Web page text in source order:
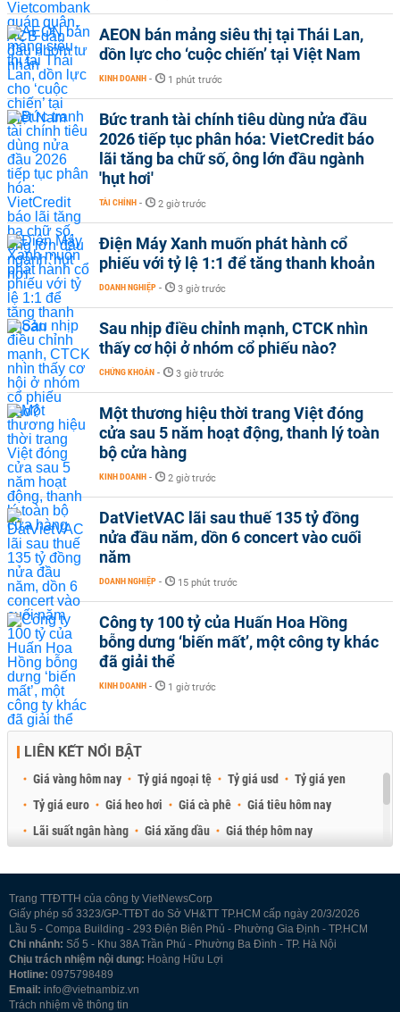
AEON bán mảng siêu thị tại Thái Lan,
dồn lực cho ‘cuộc chiến’ tại Việt Nam
KINH DOANH - 1 phút trước
Bức tranh tài chính tiêu dùng nửa đầu
2026 tiếp tục phân hóa: VietCredit báo
lãi tăng ba chữ số, ông lớn đầu ngành
'hụt hơi'
TÀI CHÍNH - 2 giờ trước
Điện Máy Xanh muốn phát hành cổ
phiếu với tỷ lệ 1:1 để tăng thanh khoản
DOANH NGHIỆP - 3 giờ trước
Sau nhịp điều chỉnh mạnh, CTCK nhìn
thấy cơ hội ở nhóm cổ phiếu nào?
CHỨNG KHOÁN - 3 giờ trước
Một thương hiệu thời trang Việt đóng
cửa sau 5 năm hoạt động, thanh lý toàn
bộ cửa hàng
KINH DOANH - 2 giờ trước
DatVietVAC lãi sau thuế 135 tỷ đồng
nửa đầu năm, dồn 6 concert vào cuối
năm
DOANH NGHIỆP - 15 phút trước
Công ty 100 tỷ của Huấn Hoa Hồng
bỗng dưng ‘biến mất’, một công ty khác
đã giải thể
KINH DOANH - 1 giờ trước
LIÊN KẾT NỔI BẬT
Giá vàng hôm nay Tỷ giá ngoại tệ Tỷ giá usd
Tỷ giá yen
Tỷ giá euro
Giá heo hơi Giá cà phê
Giá tiêu hôm nay
Lãi suất ngân hàng
Giá xăng dầu
Giá thép hôm nay
Trang TTĐTTH của công ty VietNewsCorp
Giấy phép số 3323/GP-TTĐT do Sở VH&TT TP.HCM cấp ngày 20/3/2026
Lầu 5 - Compa Building - 293 Điện Biên Phủ - Phường Gia Định - TP.HCM
Chi nhánh: Số 5 - Khu 38A Trần Phú - Phường Ba Đình - TP. Hà Nội
Chịu trách nhiệm nội dung: Hoàng Hữu Lợi
Hotline: 0975798489
Email: info@vietnambiz.vn
Trách nhiệm về thông tin